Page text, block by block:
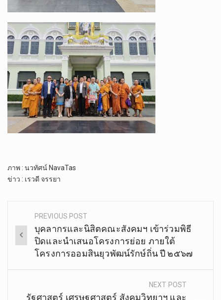
ภาพ : นวทัศน์ NavaTas
ข่าว : เรวดี จรรยา
Post
navigation
PREVIOUS POST
บุคลากรและนิสิตคณะสังคมฯ เข้าร่วมพิธี
ปิดและนำเสนอโครงการย่อย ภายใต้
โครงการออมสินยุวพัฒน์รักษ์ถิ่น ปี ๒๕๖๗
NEXT POST
รัฐศาสตร์ เศรษฐศาสตร์ สังคมวิทยาฯ และ